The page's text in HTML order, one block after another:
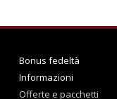
Bonus fedeltà
Informazioni
Offerte e pacchetti